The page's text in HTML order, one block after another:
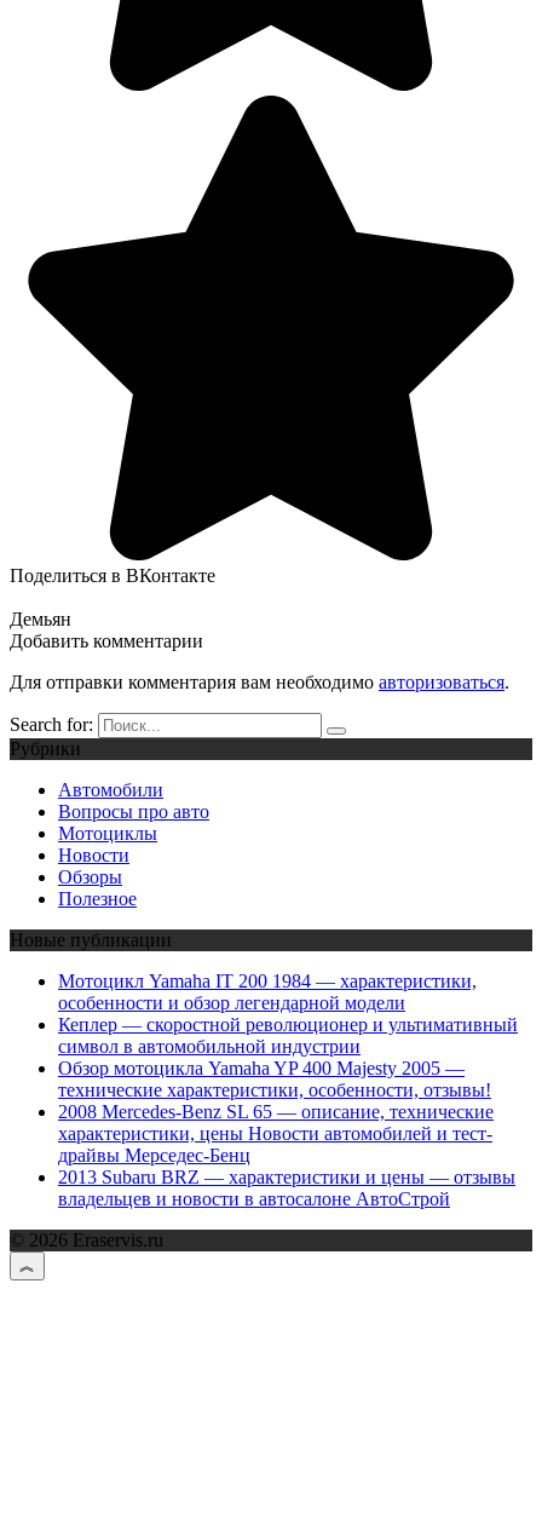
Поделиться в ВКонтакте
Демьян
Добавить комментарии
Для отправки комментария вам необходимо авторизоваться.
Search for:
Рубрики
Автомобили
Вопросы про авто
Мотоциклы
Новости
Обзоры
Полезное
Новые публикации
Мотоцикл Yamaha IT 200 1984 — характеристики,
особенности и обзор легендарной модели
Кеплер — скоростной революционер и ультимативный
символ в автомобильной индустрии
Обзор мотоцикла Yamaha YP 400 Majesty 2005 —
технические характеристики, особенности, отзывы!
2008 Mercedes-Benz SL 65 — описание, технические
характеристики, цены Новости автомобилей и тест-
драйвы Мерседес-Бенц
2013 Subaru BRZ — характеристики и цены — отзывы
владельцев и новости в автосалоне АвтоСтрой
© 2026 Eraservis.ru